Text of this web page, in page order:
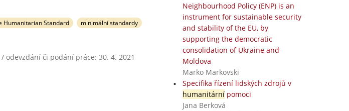
Humanitarian Standard
minimální standardy
odevzdání či podání práce: 30. 4. 2021
Neighbourhood Policy (ENP) is an
instrument for sustainable security
and stability of the EU, by
supporting the democratic
consolidation of Ukraine and
Moldova
Marko Markovski
Specifika řízení lidských zdrojů v
humanitárnípomoci
Jana Berková